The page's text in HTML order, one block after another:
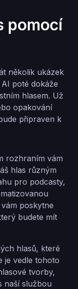
pomocí
několik ukázek
poté dokáže
hlasem. Už
opakování
připraven k
rozhraním vám
hlas různým
pro podcasty,
poskytne
budete mít
hlasů, které
je vedle tohoto
tvorby,
naší službou